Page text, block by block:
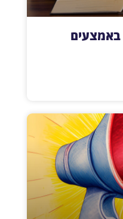
באמצעים